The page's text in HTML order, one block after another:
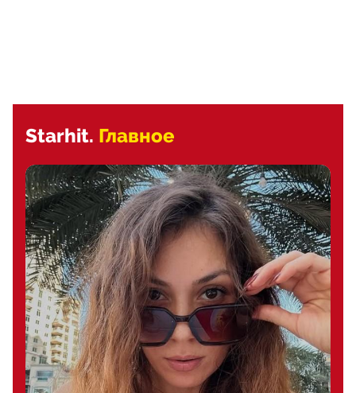
Starhit. Главное